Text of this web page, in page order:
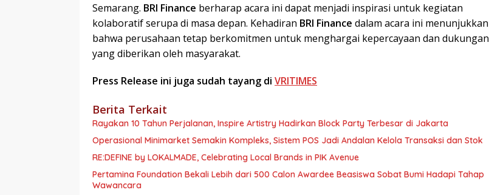
Semarang. BRI Finance berharap acara ini dapat menjadi inspirasi untuk kegiatan
kolaboratif serupa di masa depan. Kehadiran BRI Finance dalam acara ini menunjukkan
bahwa perusahaan tetap berkomitmen untuk menghargai kepercayaan dan dukungan
yang diberikan oleh masyarakat.
Press Release ini juga sudah tayang di VRITIMES
Berita Terkait
Rayakan 10 Tahun Perjalanan, Inspire Artistry Hadirkan Block Party Terbesar di Jakarta
Operasional Minimarket Semakin Kompleks, Sistem POS Jadi Andalan Kelola Transaksi dan Stok
RE:DEFINE by LOKALMADE, Celebrating Local Brands in PIK Avenue
Pertamina Foundation Bekali Lebih dari 500 Calon Awardee Beasiswa Sobat Bumi Hadapi Tahap
Wawancara